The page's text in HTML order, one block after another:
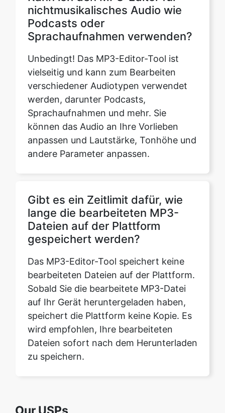
Unbedingt! Das MP3-Editor-Tool ist
vielseitig und kann zum Bearbeiten
verschiedener Audiotypen verwendet
werden, darunter Podcasts,
Sprachaufnahmen und mehr. Sie
können das Audio an Ihre Vorlieben
anpassen und Lautstärke, Tonhöhe und
andere Parameter anpassen.
Gibt es ein Zeitlimit dafür, wie
gespeichert werden?
Das MP3-Editor-Tool speichert keine
bearbeiteten Dateien auf der Plattform.
Sobald Sie die bearbeitete MP3-Datei
auf Ihr Gerät heruntergeladen haben,
speichert die Plattform keine Kopie. Es
wird empfohlen, Ihre bearbeiteten
Dateien sofort nach dem Herunterladen
zu speichern.